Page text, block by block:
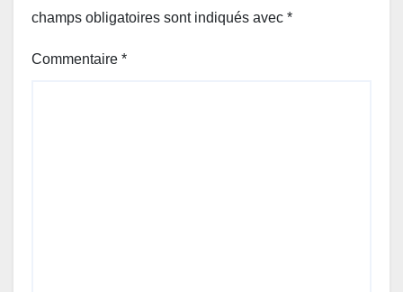
champs obligatoires sont indiqués avec *
Commentaire *